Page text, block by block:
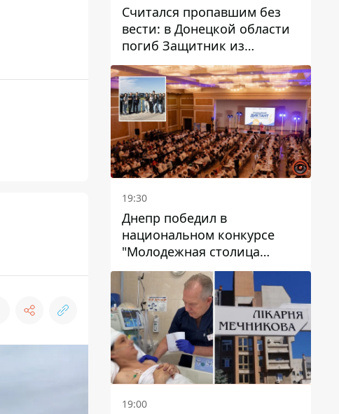
Считался пропавшим без
вести: в Донецкой области
погиб Защитник из
Каменского Антон
Красовский
19:30
Днепр победил в
национальном конкурсе
"Молодежная столица
Украины – 2026"
19:00